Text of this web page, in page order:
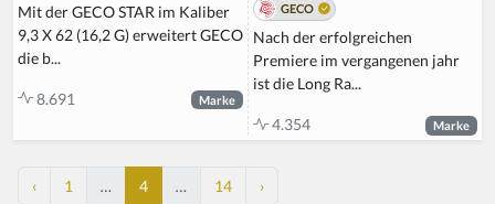
Mit der GECO STAR im Kaliber
9,3 X 62 (16,2 G) erweitert GECO
die b...
8.691 Marke
GECO
Nach der erfolgreichen
Premiere im vergangenen jahr
ist die Long Ra...
4.354 Marke
‹ 1 … 4 … 14 ›